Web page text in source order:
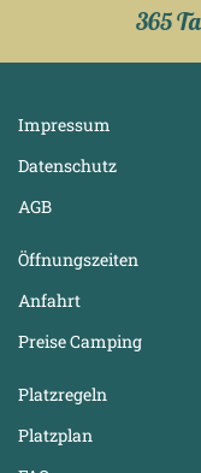
365
Impressum
Datenschutz
AGB
Öffnungszeiten
Anfahrt
Preise Camping
Platzregeln
Platzplan